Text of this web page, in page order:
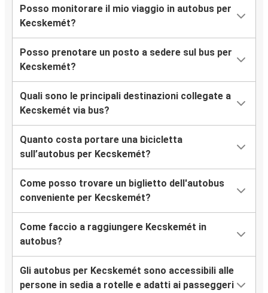
Posso monitorare il mio viaggio in autobus per
Kecskemét?
Posso prenotare un posto a sedere sul bus per
Kecskemét?
Quali sono le principali destinazioni collegate a
Kecskemét via bus?
Quanto costa portare una bicicletta
sull’autobus per Kecskemét?
Come posso trovare un biglietto dell'autobus
conveniente per Kecskemét?
Come faccio a raggiungere Kecskemét in
autobus?
Gli autobus per Kecskemét sono accessibili alle
persone in sedia a rotelle e adatti ai passeggeri